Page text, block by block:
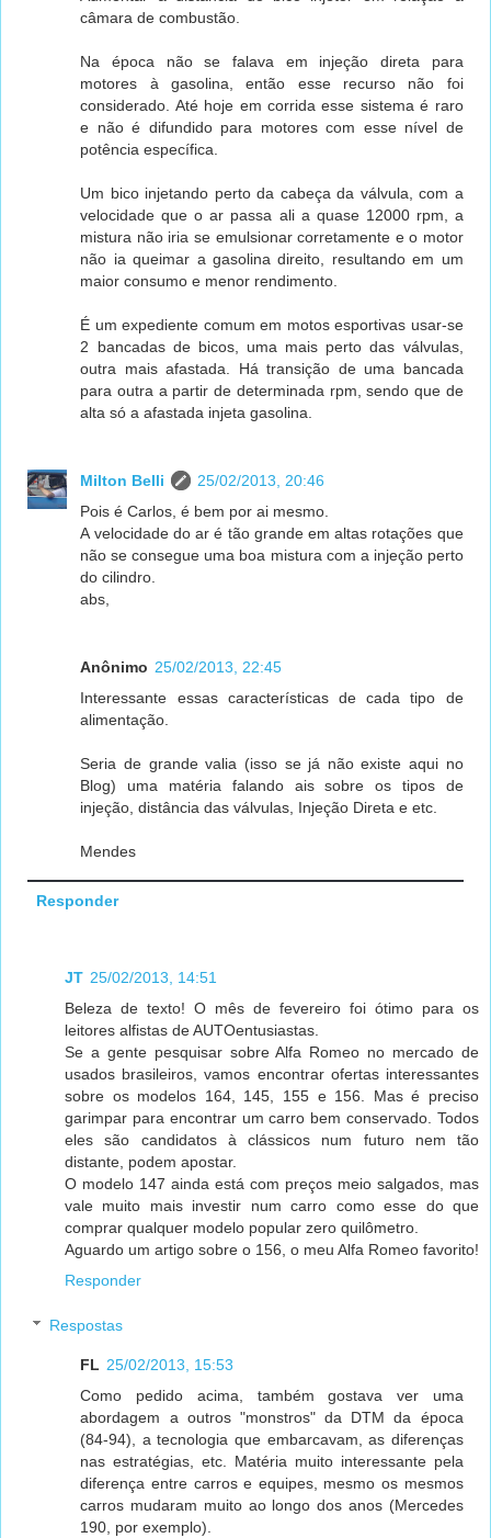
câmara de combustão.
Na época não se falava em injeção direta para
motores à gasolina, então esse recurso não foi
considerado. Até hoje em corrida esse sistema é raro
e não é difundido para motores com esse nível de
potência específica.
Um bico injetando perto da cabeça da válvula, com a
velocidade que o ar passa ali a quase 12000 rpm, a
mistura não iria se emulsionar corretamente e o motor
não ia queimar a gasolina direito, resultando em um
maior consumo e menor rendimento.
É um expediente comum em motos esportivas usar-se
2 bancadas de bicos, uma mais perto das válvulas,
outra mais afastada. Há transição de uma bancada
para outra a partir de determinada rpm, sendo que de
alta só a afastada injeta gasolina.
Milton Belli
25/02/2013, 20:46
Pois é Carlos, é bem por ai mesmo.
A velocidade do ar é tão grande em altas rotações que
não se consegue uma boa mistura com a injeção perto
do cilindro.
abs,
Anônimo 25/02/2013, 22:45
Interessante essas características de cada tipo de
alimentação.
Seria de grande valia (isso se já não existe aqui no
Blog) uma matéria falando ais sobre os tipos de
injeção, distância das válvulas, Injeção Direta e etc.
Mendes
Responder
JT 25/02/2013, 14:51
Beleza de texto! O mês de fevereiro foi ótimo para os
leitores alfistas de AUTOentusiastas.
Se a gente pesquisar sobre Alfa Romeo no mercado de
usados brasileiros, vamos encontrar ofertas interessantes
sobre os modelos 164, 145, 155 e 156. Mas é preciso
garimpar para encontrar um carro bem conservado. Todos
eles são candidatos à clássicos num futuro nem tão
distante, podem apostar.
O modelo 147 ainda está com preços meio salgados, mas
vale muito mais investir num carro como esse do que
comprar qualquer modelo popular zero quilômetro.
Aguardo um artigo sobre o 156, o meu Alfa Romeo favorito!
Responder
Respostas
FL 25/02/2013, 15:53
Como pedido acima, também gostava ver uma
abordagem a outros "monstros" da DTM da época
(84-94), a tecnologia que embarcavam, as diferenças
nas estratégias, etc. Matéria muito interessante pela
diferença entre carros e equipes, mesmo os mesmos
carros mudaram muito ao longo dos anos (Mercedes
190, por exemplo).